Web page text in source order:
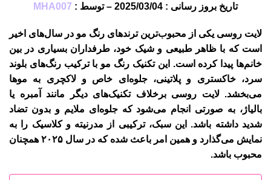
تاریخ بروز رسانی : 2025/03/04 – توسط : MHA007
لایت روسی یکی از محبوب‌ترین ترندهای رنگ مو در سال‌های اخیر
است که با ظاهر طبیعی و شیک خود، طرفداران بسیاری در بین
خانم‌ها پیدا کرده است. این تکنیک رنگ مو با ترکیب رنگ‌های بلوند
سرد، خاکستری و پلاتینی، جلوه‌ای خاص و لاکچری به موها
می‌بخشد. لایت روسی برخلاف تکنیک‌های دیگر مانند آمبره یا
بالیاژ، به صورتی انجام می‌شود که جلوه‌ای ملایم و بدون تضاد
شدید داشته باشد. این سبک، ترکیبی از مدرنیته و کلاسیک را به
نمایش می‌گذارد و همین امر باعث شده که در سال ۲۰۲۵ همچنان
محبوب باشد.